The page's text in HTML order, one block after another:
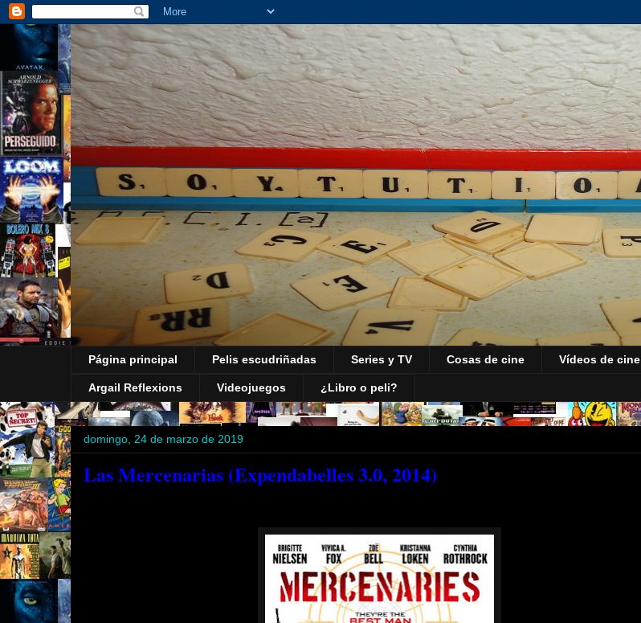
Página principal Pelis escudriñadas Series y TV Cosas de cine Vídeos de cine
Argail Reflexions Videojuegos ¿Libro o peli?
domingo, 24 de marzo de 2019
Las Mercenarias (Expendabelles 3.0, 2014)